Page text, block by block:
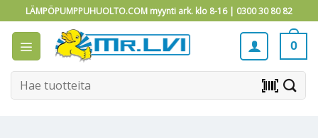
to
content
LÄMPÖPUMPPUHUOLTO.COM myynti ark. klo 8-16 | 0300 30 80 82
0
Etsi: barcode_scanner